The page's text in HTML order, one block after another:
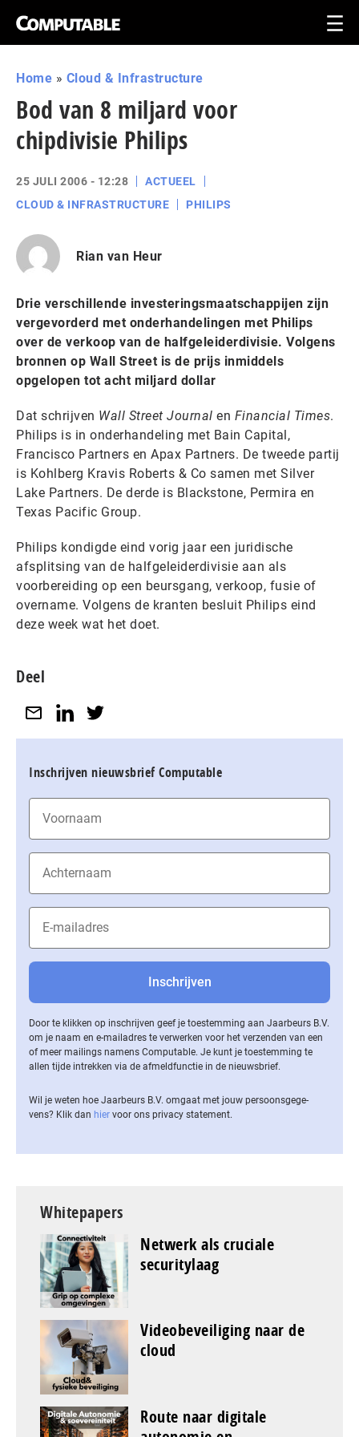
Home » Cloud & Infrastructure
Bod van 8 miljard voor
chipdivisie Philips
25 JULI 2006 - 12:28
ACTUEEL
CLOUD & INFRASTRUCTURE
PHILIPS
Rian van Heur
Drie verschillende investeringsmaatschappijen zijn
vergevorderd met onderhandelingen met Philips
over de verkoop van de halfgeleiderdivisie. Volgens
bronnen op Wall Street is de prijs inmiddels
opgelopen tot acht miljard dollar
Dat schrijven Wall Street Journal en Financial Times.
Philips is in onderhandeling met Bain Capital,
Francisco Partners en Apax Partners. De tweede partij
is Kohlberg Kravis Roberts & Co samen met Silver
Lake Partners. De derde is Blackstone, Permira en
Texas Pacific Group.
Philips kondigde eind vorig jaar een juridische
afsplitsing van de halfgeleiderdivisie aan als
voorbereiding op een beursgang, verkoop, fusie of
overname. Volgens de kranten besluit Philips eind
deze week wat het doet.
Deel
Inschrijven nieuwsbrief Computable
Door te klikken op inschrijven geef je toestemming aan Jaarbeurs B.V.
om je naam en e-mailadres te verwerken voor het verzenden van een
of meer mailings namens Computable. Je kunt je toestemming te
allen tijde intrekken via de af­meld­func­tie in de nieuwsbrief.
Wil je weten hoe Jaarbeurs B.V. omgaat met jouw per­soons­ge­ge­
vens? Klik dan hier voor ons privacy statement.
Whitepapers
Netwerk als cruciale
securitylaag
Videobeveiliging naar de
cloud
Route naar digitale